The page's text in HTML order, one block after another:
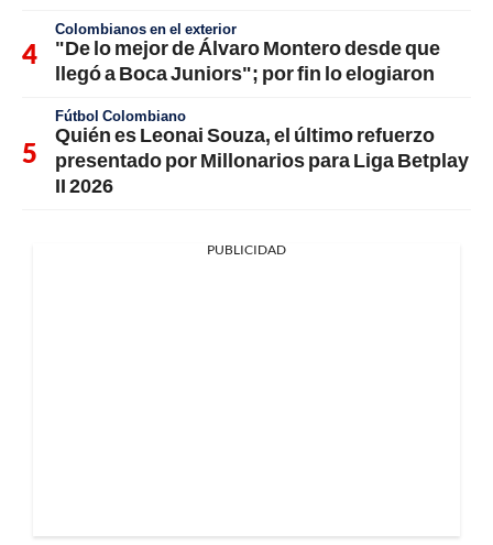
Colombianos en el exterior
"De lo mejor de Álvaro Montero desde que
llegó a Boca Juniors"; por fin lo elogiaron
Fútbol Colombiano
Quién es Leonai Souza, el último refuerzo
presentado por Millonarios para Liga Betplay
II 2026
PUBLICIDAD